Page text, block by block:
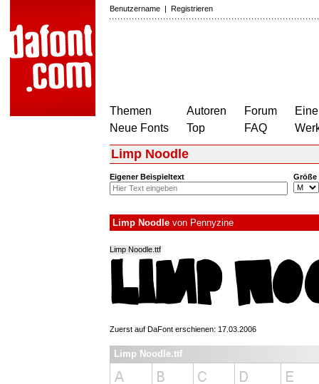
Benutzername | Registrieren
Themen
Neue Fonts
Autoren
Top
Forum
FAQ
Limp Noodle
Eigener Beispieltext Größe
Limp Noodle von Pennyzine
Limp Noodle.ttf
Zuerst auf DaFont erschienen: 17.03.2006
Limp Noodle.ttf